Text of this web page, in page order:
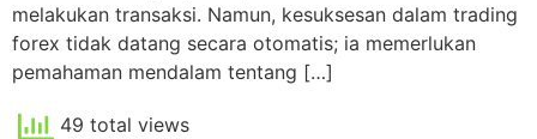
melakukan transaksi. Namun, kesuksesan dalam trading
forex tidak datang secara otomatis; ia memerlukan
pemahaman mendalam tentang […]
49 total views